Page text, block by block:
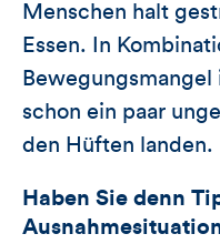
Menschen halt
Essen. In
schon ein paar
den Hüften landen.
Haben Sie denn